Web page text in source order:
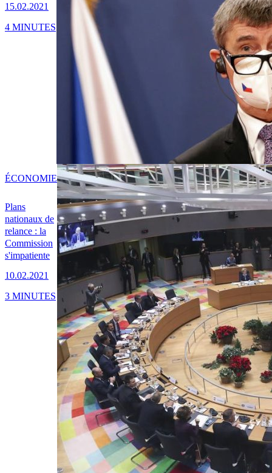
15.02.2021
4 MINUTES
Plans
nationaux de
relance : la
Commission
s'impatiente
10.02.2021
ÉCONOMIE
3 MINUTES